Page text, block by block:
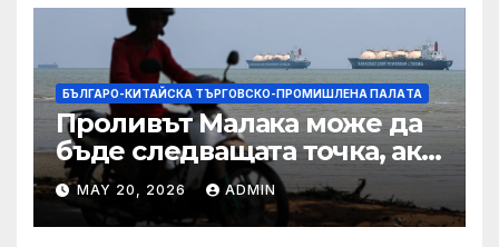
БЪЛГАРО-КИТАЙСКА ТЪРГОВСКО-ПРОМИШЛЕНА ПАЛAТА
Проливът Малака може да
бъде следващата точка, ако
Азия не внимава
MAY 20, 2026 ADMIN